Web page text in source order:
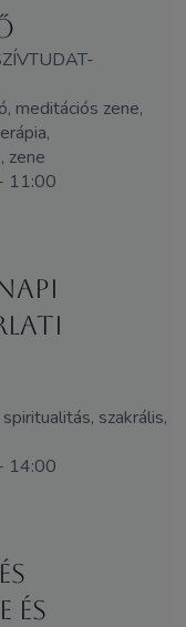
meditációs zene,
zene
11:00
szakrális,
14:00
és